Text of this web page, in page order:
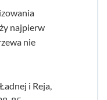
najpierw
nie
i Reja,